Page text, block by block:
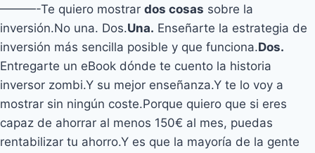
———-Te quiero mostrar dos cosas sobre la
inversión.No una. Dos.Una. Enseñarte la estrategia de
inversión más sencilla posible y que funciona.Dos.
Entregarte un eBook dónde te cuento la historia
inversor zombi.Y su mejor enseñanza.Y te lo voy a
mostrar sin ningún coste.Porque quiero que si eres
capaz de ahorrar al menos 150€ al mes, puedas
rentabilizar tu ahorro.Y es que la mayoría de la gente